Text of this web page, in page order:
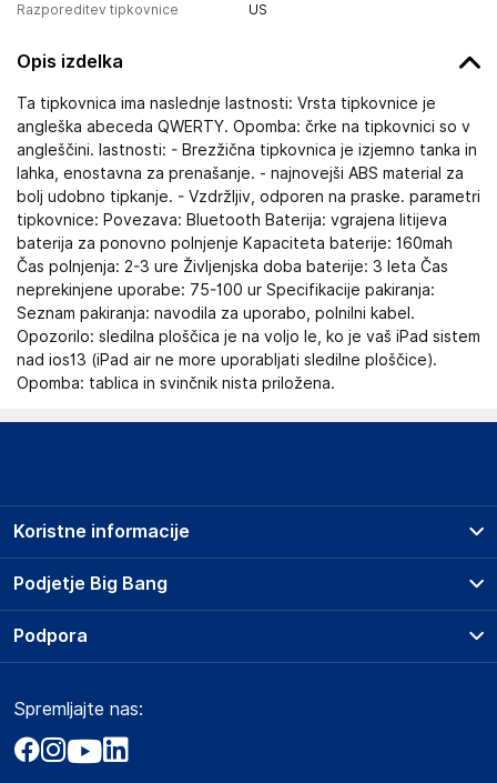
Razporeditev tipkovnice US
Opis izdelka
Ta tipkovnica ima naslednje lastnosti: Vrsta tipkovnice je
angleška abeceda QWERTY. Opomba: črke na tipkovnici so v
angleščini. lastnosti: - Brezžična tipkovnica je izjemno tanka in
lahka, enostavna za prenašanje. - najnovejši ABS material za
bolj udobno tipkanje. - Vzdržljiv, odporen na praske. parametri
tipkovnice: Povezava: Bluetooth Baterija: vgrajena litijeva
baterija za ponovno polnjenje Kapaciteta baterije: 160mah
Čas polnjenja: 2-3 ure Življenjska doba baterije: 3 leta Čas
neprekinjene uporabe: 75-100 ur Specifikacije pakiranja:
Seznam pakiranja: navodila za uporabo, polnilni kabel.
Opozorilo: sledilna ploščica je na voljo le, ko je vaš iPad sistem
nad ios13 (iPad air ne more uporabljati sledilne ploščice).
Opomba: tablica in svinčnik nista priložena.
Podjetje Big Bang
O podjetju
Obvestila za javnost
Akt o digitalnih storitvah
Koristne informacije
Prodajna mesta
Storitve
Dostava, vnos in odvoz
Zavarovanje izdelkov
Podpora
Marketplace
Kako oddati naročilo?
Spremljajte nas: